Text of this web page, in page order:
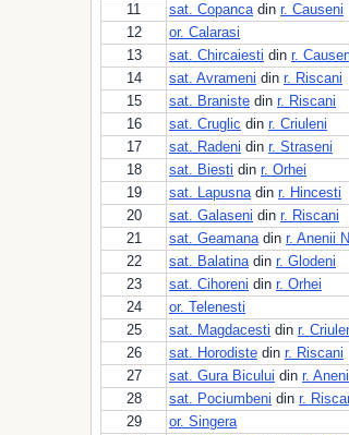
11
sat. Copancadin r. Causeni
12
or. Calarasi
13
sat. Chircaiesti din r.
14
sat. Avrameni din r. Riscani
15
sat. Braniste din r. Riscani
16
sat. Cruglic din r. Criuleni
17
sat. Radeni din r. Straseni
18
sat. Biesti din r. Orhei
19
sat. Lapusnadin r. Hincesti
20
sat. Galaseni din r. Riscani
21
sat. Geamanadin r. Anenii
22
sat. Balatinadin r. Glodeni
23
sat. Cihoreni din r. Orhei
24
or. Telenesti
25
sat. Magdacesti din r.
26
sat. Horodiste din r. Riscani
27
sat. Gura Bicului din r.
28
sat. Pociumbeni din r.
29
or. Singera